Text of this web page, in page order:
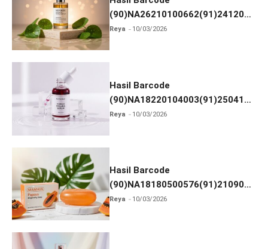
(90)NA26210100662(91)241203
dan Izin BPOM
Reya 10/03/2026
Hasil Barcode
(90)NA18220104003(91)250418
dan Izin BPOM
Reya 10/03/2026
Hasil Barcode
(90)NA18180500576(91)210906
dan Izin BPOM
Reya 10/03/2026